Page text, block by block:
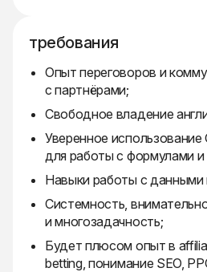
требования
Опыт переговоров и
с партнёрами;
Свободное владение
Уверенное использование
для работы с формулами и
Навыки работы с данными
Системность,
и многозадачность;
Будет плюсом опыт в
betting, понимание SEO,